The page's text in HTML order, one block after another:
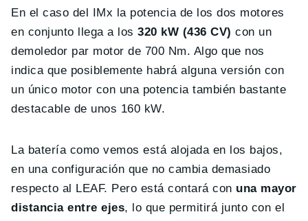
En el caso del IMx la potencia de los dos motores
en conjunto llega a los320 kW (436 CV) con un
demoledor par motor de 700 Nm. Algo que nos
indica que posiblemente habrá alguna versión con
un único motor con una potencia también bastante
destacable de unos 160 kW.
La batería como vemos está alojada en los bajos,
en una configuración que no cambia demasiado
respecto al LEAF. Pero está contará con una mayor
distancia entre ejes, lo que permitirá junto con el